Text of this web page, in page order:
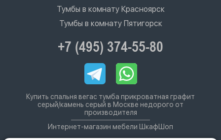
Тумбы в комнату Красноярск
Тумбы в комнату Пятигорск
+7 (495) 374-55-80
Купить спальня вегас тумба прикроватная графит
серый/камень серый в Москве недорого от
производителя
Интернет-магазин мебели ШкафШоп